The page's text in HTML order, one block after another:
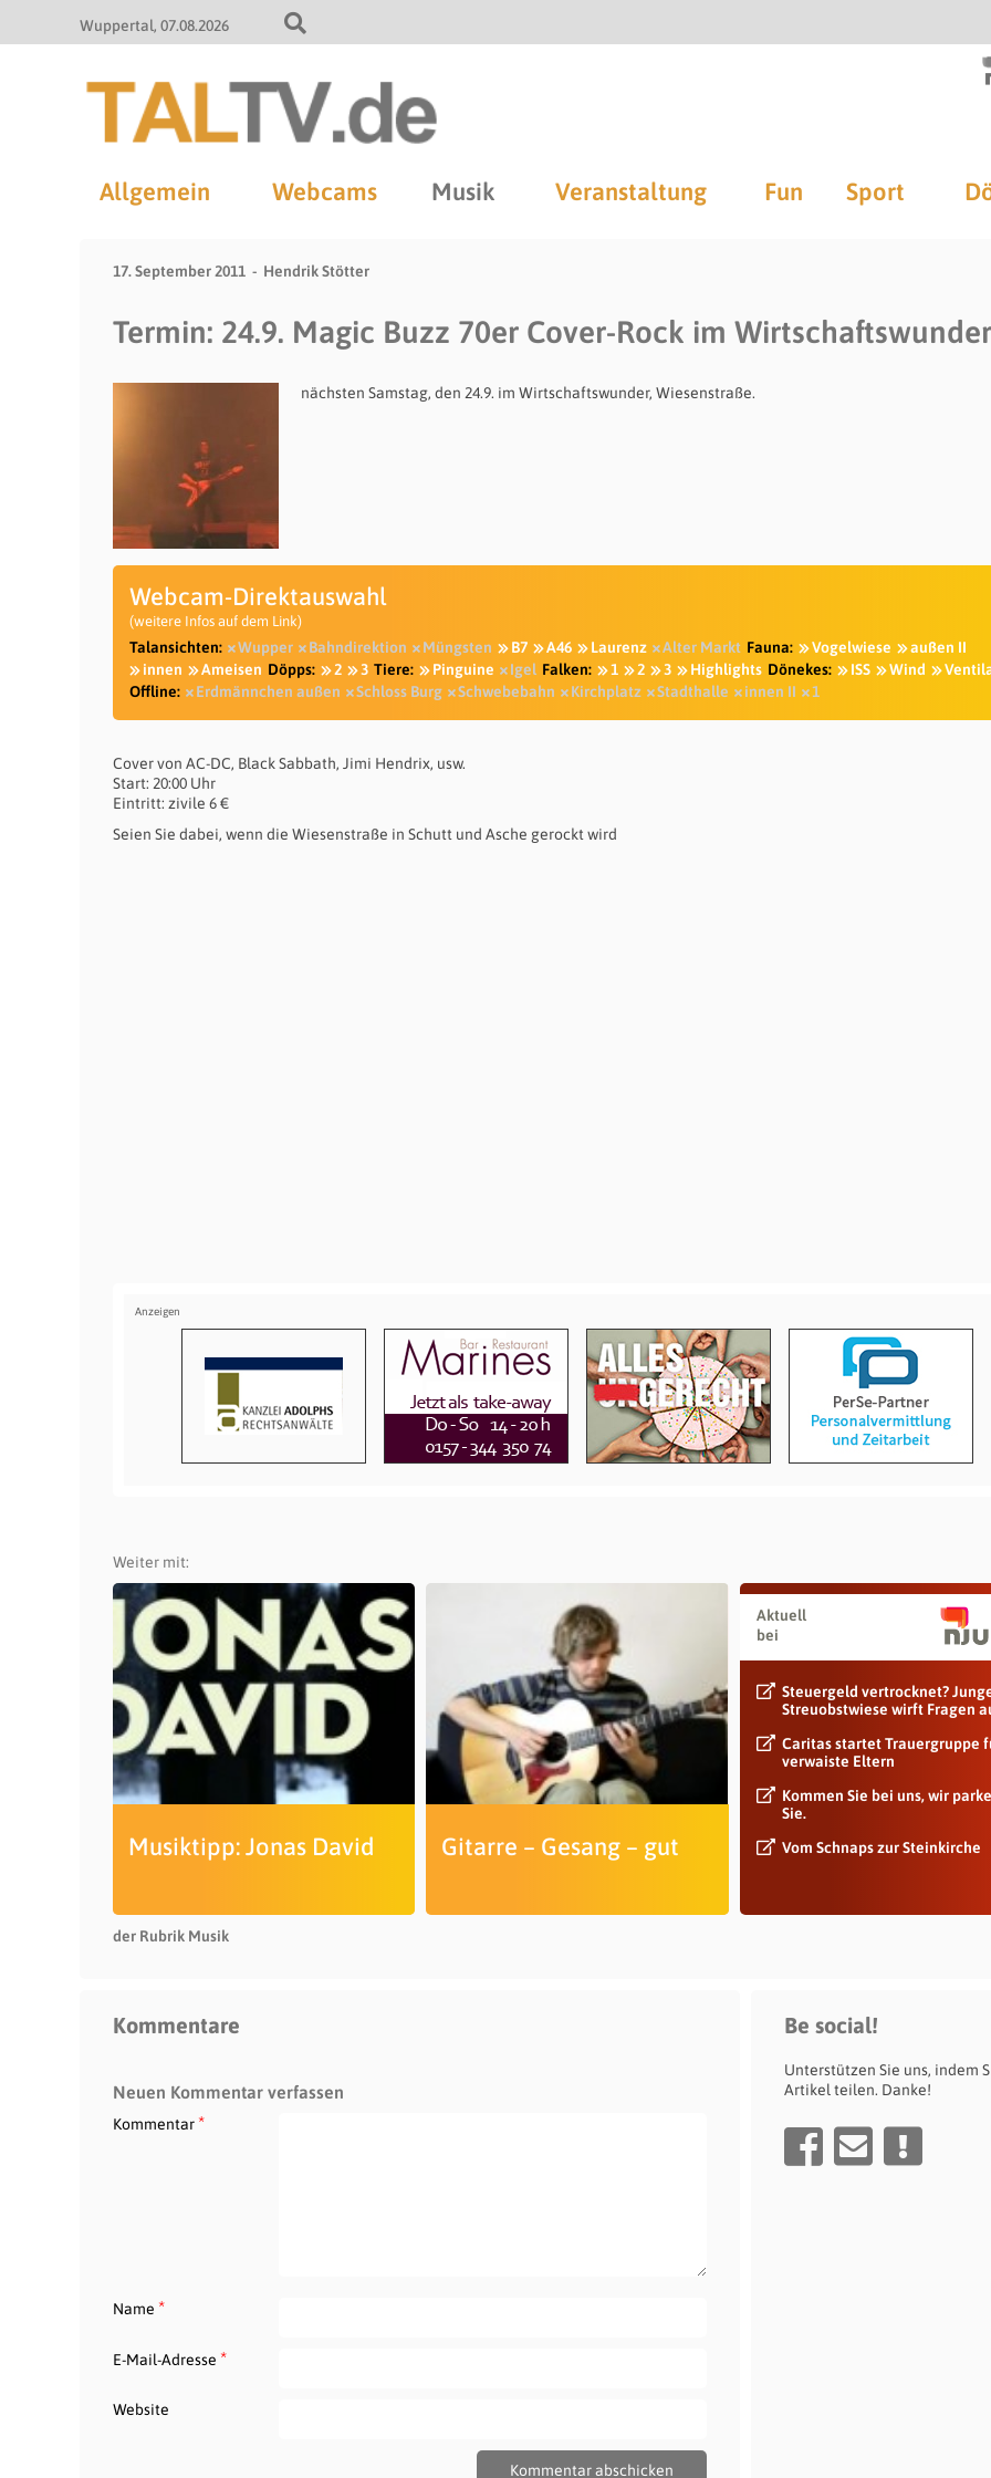
Wuppertal 07.08.2026
Allgemein Webcams Musik Veranstaltung Fun Sport
17. September 2011 Hendrik Stötter
Termin: 24.9. Magic Buzz 70er Cover-Rock im Wirtschaftswunder
nächsten Samstag, den 24.9. im Wirtschaftswunder, Wiesenstraße.
Webcam-Direktauswahl
(weitere Infos auf dem Link)
Talansichten: Wupper Bahndirektion Müngsten B7 A46 Laurenz Alter Markt Fauna: Vogelwiese
außen II
innen
Ameisen Döpps: 2 3 Tiere: Pinguine Igel Falken: 1 2 3 Highlights Dönekes: ISS Wind
Offline:
Erdmännchen außen Schloss Burg Schwebebahn Kirchplatz Stadthalle innen II 1
Cover von AC-DC, Black Sabbath, Jimi Hendrix, usw.
Start: 20:00 Uhr
Eintritt: zivile 6 €
Seien Sie dabei, wenn die Wiesenstraße in Schutt und Asche gerockt wird
Weiter mit:
Musiktipp: Jonas David Gitarre – Gesang – gut
Aktuell
bei
Steuergeld vertrocknet?
Streuobstwiese wirft Fragen
Caritas startet Trauergruppe
verwaiste Eltern
Kommen Sie bei uns, wir
Sie.
Vom Schnaps zur Steinkirche
der Rubrik Musik
Kommentare
Neuen Kommentar verfassen
Kommentar*
Name *
E-Mail-Adresse *
Website
Be social!
Unterstützen Sie uns, indem
Artikel teilen. Danke!